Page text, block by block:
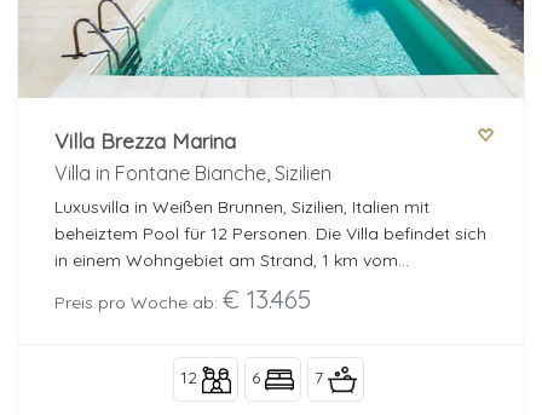
Villa Brezza Marina
Villa in Fontane Bianche, Sizilien
Luxusvilla in Weißen Brunnen, Sizilien, Italien mit
beheiztem Pool für 12 Personen. Die Villa befindet sich
in einem Wohngebiet am Strand, 1 km vom
Sandstrand und 0,05 km vom privaten Zugang zum
Meer und zu den Felsen entfernt.
Preis pro Woche ab: € 13.465
12 6 7